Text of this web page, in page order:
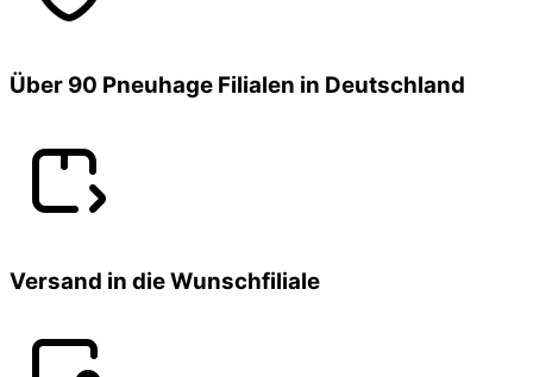
Über 90 Pneuhage Filialen in Deutschland
Versand in die Wunschfiliale